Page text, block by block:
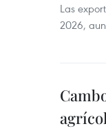
Las
2026,